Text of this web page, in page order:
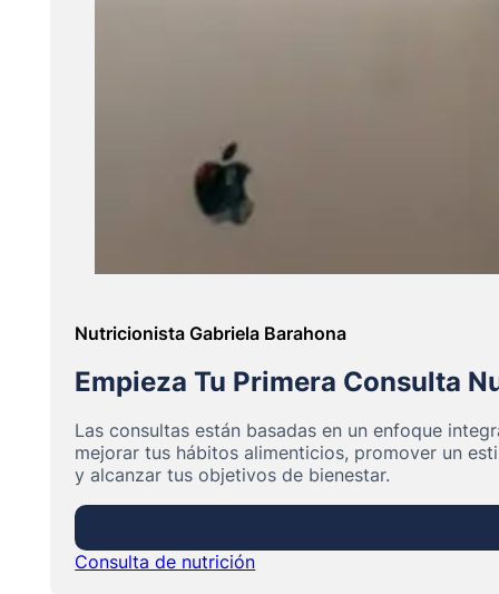
Nutricionista Gabriela Barahona
Empieza Tu Primera Consulta
Las consultas están basadas en un enfoque
mejorar tus hábitos alimenticios, promover un
y alcanzar tus objetivos de bienestar.
Consulta de nutrición